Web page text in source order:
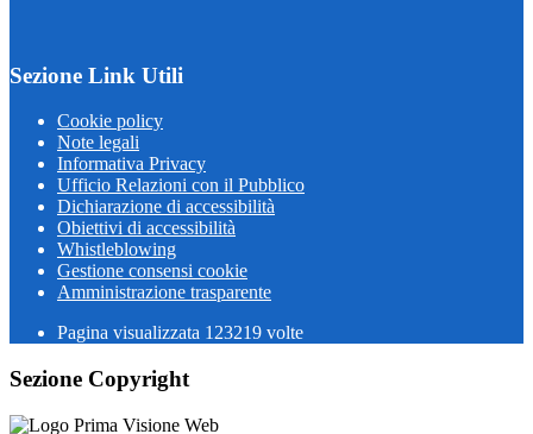
Sezione Link Utili
Cookie policy
Note legali
Informativa Privacy
Ufficio Relazioni con il Pubblico
Dichiarazione di accessibilità
Obiettivi di accessibilità
Whistleblowing
Gestione consensi cookie
Amministrazione trasparente
Pagina visualizzata 123219 volte
Sezione Copyright